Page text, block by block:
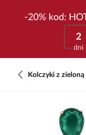
-20% kod:
2
dni
Kolczyki z